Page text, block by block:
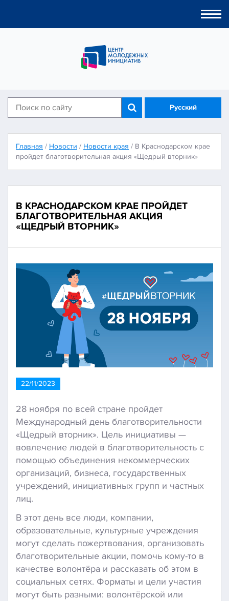
Русский
Главная / Новости / Новости края / В Краснодарском крае
пройдет благотворительная акция «Щедрый вторник»
В КРАСНОДАРСКОМ КРАЕ ПРОЙДЕТ
БЛАГОТВОРИТЕЛЬНАЯ АКЦИЯ
«ЩЕДРЫЙ ВТОРНИК»
22/11/2023
28 ноября по всей стране пройдет
Международный день благотворительности
«Щедрый вторник». Цель инициативы —
вовлечение людей в благотворительность с
помощью объединения некоммерческих
организаций, бизнеса, государственных
учреждений, инициативных групп и частных
лиц.
В этот день все люди, компании,
образовательные, культурные учреждения
могут сделать пожертвования, организовать
благотворительные акции, помочь кому-то в
качестве волонтёра и рассказать об этом в
социальных сетях. Форматы и цели участия
могут быть разными: волонтёрской или